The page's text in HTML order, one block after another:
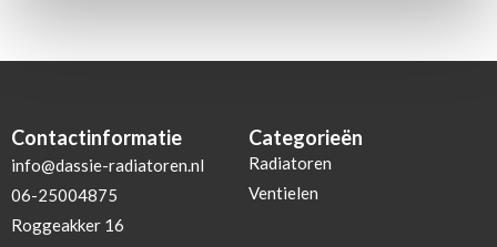
Categorieën
Radiatoren
Ventielen
Contactinformatie
info@dassie-radiatoren.nl
06-25004875
Roggeakker 16